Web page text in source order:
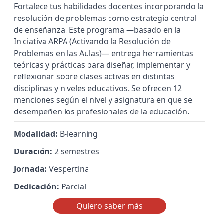
Fortalece tus habilidades docentes incorporando la
resolución de problemas como estrategia central
de enseñanza. Este programa —basado en la
Iniciativa ARPA (Activando la Resolución de
Problemas en las Aulas)— entrega herramientas
teóricas y prácticas para diseñar, implementar y
reflexionar sobre clases activas en distintas
disciplinas y niveles educativos. Se ofrecen 12
menciones según el nivel y asignatura en que se
desempeñen los profesionales de la educación.
Modalidad: B-learning
Duración: 2 semestres
Jornada: Vespertina
Dedicación: Parcial
Quiero saber más